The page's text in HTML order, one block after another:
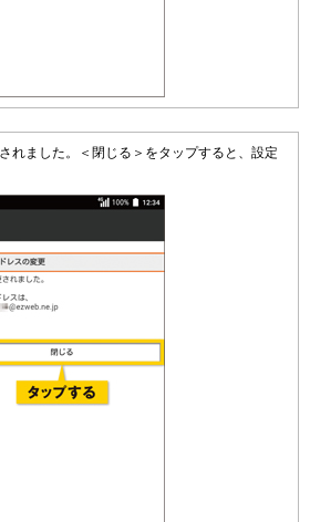
れました。＜閉じる＞をタップすると、設定